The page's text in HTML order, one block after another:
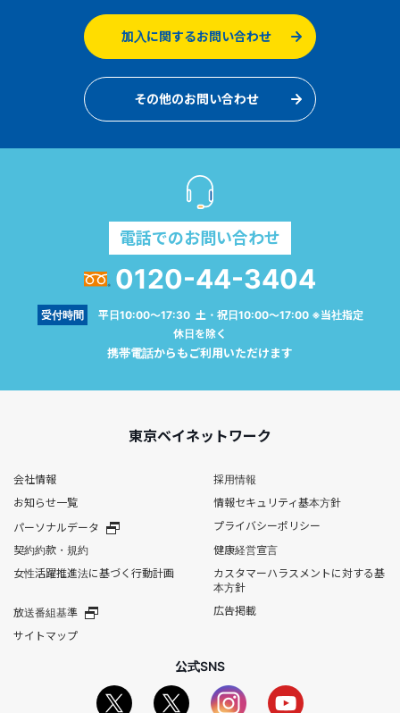
加入に関するお問い合わせ
その他のお問い合わせ
電話でのお問い合わせ
0120-44-3404
受付時間
平日10:00～17:30 土・祝日10:00～17:00 ※当社指定
休日を除く
携帯電話からもご利用いただけます
東京ベイネットワーク
会社情報
採用情報
お知らせ一覧
情報セキュリティ基本方針
パーソナルデータ
プライバシーポリシー
契約約款・規約
健康経営宣言
女性活躍推進法に基づく行動計画
カスタマーハラスメントに対する基
本方針
放送番組基準
広告掲載
サイトマップ
公式SNS